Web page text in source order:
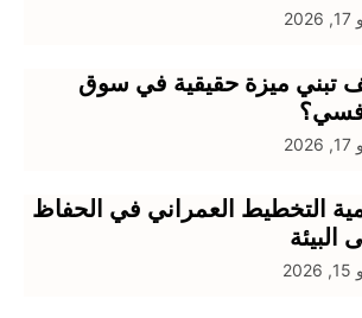
ميزة حقيقية في سوق
التخطيط العمراني في الحفاظ